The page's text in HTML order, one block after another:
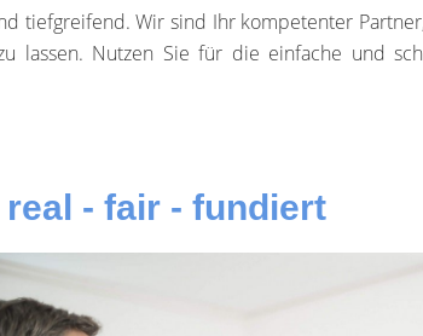
tiefgreifend. Wir sind Ihr kompetenter
lassen. Nutzen Sie für die einfache und
- fair - fundiert